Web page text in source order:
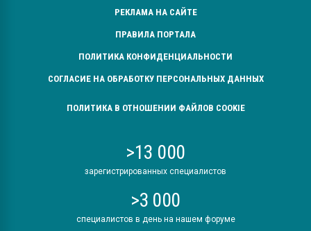
РЕКЛАМА НА САЙТЕ
ПРАВИЛА ПОРТАЛА
ПОЛИТИКА КОНФИДЕНЦИАЛЬНОСТИ
СОГЛАСИЕ НА ОБРАБОТКУ ПЕРСОНАЛЬНЫХ ДАННЫХ
ПОЛИТИКА В ОТНОШЕНИИ ФАЙЛОВ COOKIE
>13 000
зарегистрированных специалистов
>3 000
специалистов в день на нашем форуме